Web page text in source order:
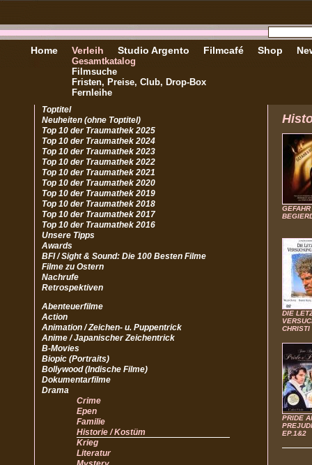
Home Verleih
Gesamtkatalog
Filmsuche
Fristen, Preise, Club, Drop-Box
Fernleihe
Studio Argento Filmcafé Shop
Toptitel
Neuheiten (ohne Toptitel)
Top 10 der Traumathek 2025
Top 10 der Traumathek 2024
Top 10 der Traumathek 2023
Top 10 der Traumathek 2022
Top 10 der Traumathek 2021
Top 10 der Traumathek 2020
Top 10 der Traumathek 2019
Top 10 der Traumathek 2018
Top 10 der Traumathek 2017
Top 10 der Traumathek 2016
Unsere Tipps
Awards
BFI / Sight & Sound: Die 100 Besten Filme
Filme zu Ostern
Nachrufe
Retrospektiven
Abenteuerfilme
Action
Animation / Zeichen- u. Puppentrick
Anime / Japanischer Zeichentrick
B-Movies
Biopic (Portraits)
Bollywood (Indische Filme)
Dokumentarfilme
Drama
Crime
Epen
Familie
Historie / Kostüm
Krieg
Literatur
GEFAHR
DIE
CHRISTI
PRIDE
EP.1&2